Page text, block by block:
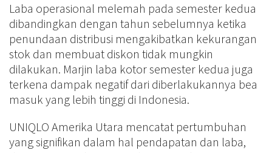
Laba operasional melemah pada semester kedua
dibandingkan dengan tahun sebelumnya ketika
penundaan distribusi mengakibatkan kekurangan
stok dan membuat diskon tidak mungkin
dilakukan. Marjin laba kotor semester kedua juga
terkena dampak negatif dari diberlakukannya bea
masuk yang lebih tinggi di Indonesia.
UNIQLO Amerika Utara mencatat pertumbuhan
yang signifikan dalam hal pendapatan dan laba,